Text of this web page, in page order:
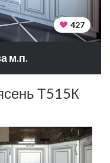
427
м.п.
Т515К